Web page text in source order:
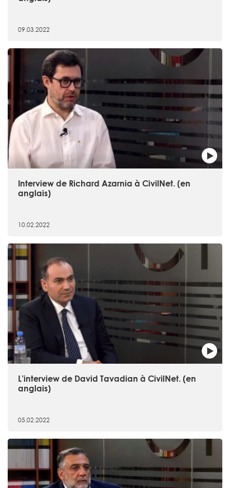
09.03.2022
Interview de Richard Azarnia à CivilNet. (en
anglais)
10.02.2022
L’interview de David Tavadian à CivilNet. (en
anglais)
05.02.2022